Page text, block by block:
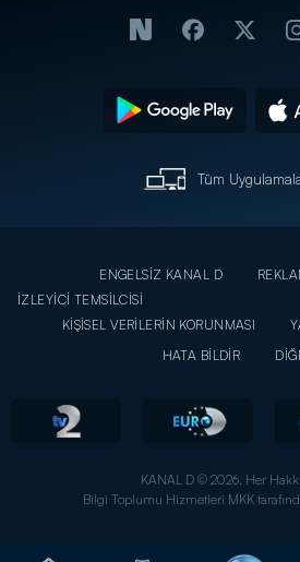
Tüm
ENGELSİZ KANAL D
İZLEYİCİ TEMSİLCİSİ
KİŞİSEL VERİLERİN KORUNMASI
HATA BİLDİR
KANAL D © 2026. Her Hakkı
Bilgi Toplumu Hizmetleri MKK